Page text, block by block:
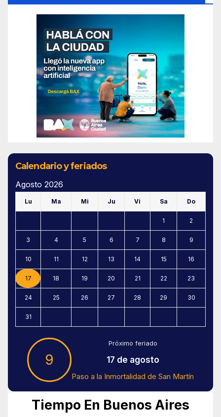
Calendario y feriados
Agosto 2026
Lu Ma Mi Ju Vi Sa Do
1 2
3 4 5 6 7 8 9
10 11 12 13 14 15 16
17 18 19 20 21 22 23
24 25 26 27 28 29 30
31
9
Próximo feriado
17 de agosto
Paso a la Inmortalidad de San Martín
Tiempo En Buenos Aires